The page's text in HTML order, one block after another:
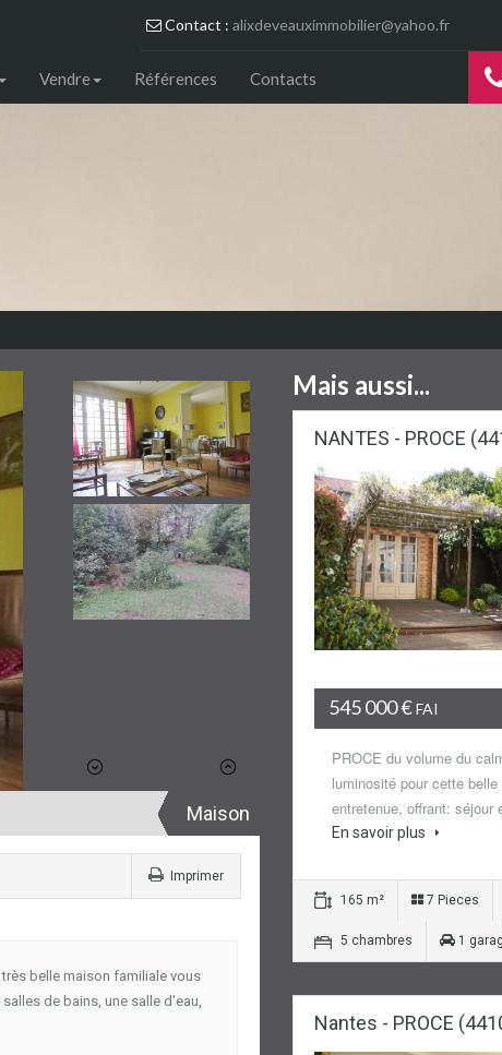
Contact : alixdeveauximmobilier@yahoo.fr
Vendre Références Contacts
Maison
Imprimer
très belle maison familiale vous
de bains, une salle d'eau,
Mais aussi...
NANTES - PROCE
545 000 €FAI
PROCE du volume du
luminosité pour cette
entretenue, offrant:
En savoir plus
165 m² 7 Pieces
5 chambres 1
Nantes - PROCE